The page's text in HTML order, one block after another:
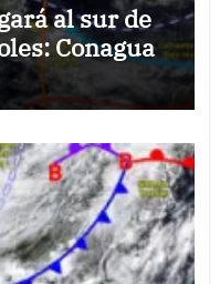
al sur de
Conagua